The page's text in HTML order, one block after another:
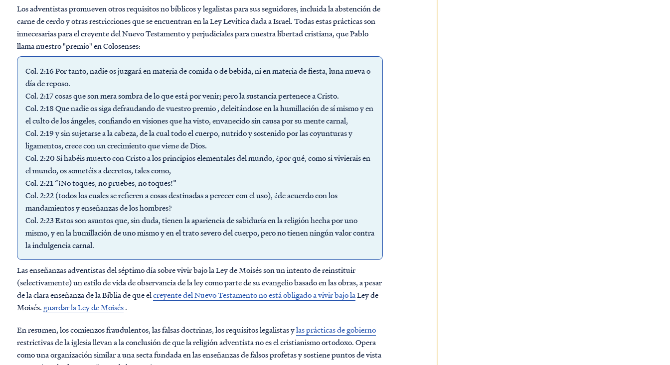
Los adventistas promueven otros requisitos no bíblicos y legalistas para sus seguidores, incluida la abstención de
carne de cerdo y otras restricciones que se encuentran en la Ley Levítica dada a Israel. Todas estas prácticas son
innecesarias para el creyente del Nuevo Testamento y perjudiciales para nuestra libertad cristiana, que Pablo
llama nuestro "premio" en Colosenses:
Col. 2:16 Por tanto, nadie os juzgará en materia de comida o de bebida, ni en materia de fiesta, luna nueva o
día de reposo.
Col. 2:17 cosas que son mera sombra de lo que está por venir; pero la sustancia pertenece a Cristo.
Col. 2:18 Que nadie os siga defraudando de vuestropremio, deleitándose en la humillación de sí mismo y en
el culto de los ángeles, confiando en visiones que ha visto, envanecido sin causa por su mente carnal,
Col. 2:19 y sin sujetarse a la cabeza, de la cual todo el cuerpo, nutrido y sostenido por las coyunturas y
ligamentos, crece con un crecimiento que viene de Dios.
Col. 2:20 Si habéis muerto con Cristo a los principios elementales del mundo, ¿por qué, como si vivierais en
el mundo, os sometéis a decretos, tales como,
Col. 2:21 “¡No toques, no pruebes, no toques!”
Col. 2:22 (todos los cuales se refieren a cosas destinadas a perecer con el uso), ¿de acuerdo con los
mandamientos y enseñanzas de los hombres?
Col. 2:23 Estos son asuntos que, sin duda, tienen la apariencia de sabiduría en la religión hecha por uno
mismo, y en la humillación de uno mismo y en el trato severo del cuerpo, pero no tienen ningún valor contra
la indulgencia carnal.
Las enseñanzas adventistas del séptimo día sobre vivir bajo la Ley de Moisés son un intento de reinstituir
(selectivamente) un estilo de vida de observancia de la ley como parte de su evangelio basado en las obras, a pesar
de la clara enseñanza de la Biblia de que elcreyente del Nuevo Testamento no está obligado a vivir bajo laLey de
Moisés.guardar la Ley de Moisés.
En resumen, los comienzos fraudulentos, las falsas doctrinas, los requisitos legalistas ylas prácticas de gobierno
restrictivas de la iglesia llevan a la conclusión de que la religión adventista no es el cristianismo ortodoxo. Opera
como una organización similar a una secta fundada en las enseñanzas de falsos profetas y sostiene puntos de vista